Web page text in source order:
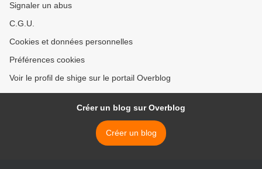
Signaler un abus
C.G.U.
Cookies et données personnelles
Préférences cookies
Voir le profil de shige sur le portail Overblog
Créer un blog sur Overblog
Créer un blog